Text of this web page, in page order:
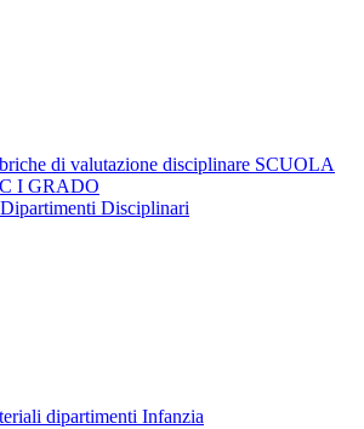
di valutazione disciplinare SCUOLA
I GRADO
Disciplinari
dipartimenti Infanzia